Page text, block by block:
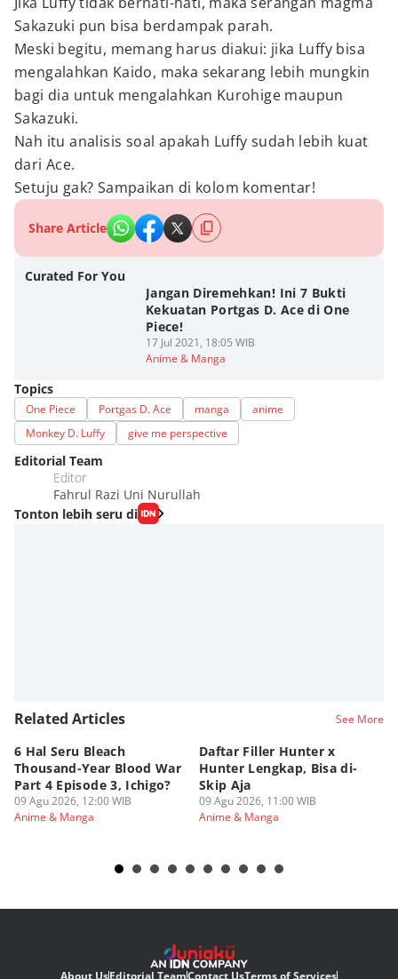
Sakazuki pun bisa berdampak parah.
Meski begitu, memang harus diakui: jika Luffy bisa
mengalahkan Kaido, maka sekarang lebih mungkin
bagi dia untuk mengalahkan Kurohige maupun
Sakazuki.
Nah itu analisis soal apakah Luffy sudah lebih kuat
dari Ace.
Setuju gak? Sampaikan di kolom komentar!
Share Article
Curated For You
Jangan Diremehkan! Ini 7 Bukti
Kekuatan Portgas D. Ace di One
Piece!
17 Jul 2021, 18:05 WIB
Anime & Manga
Topics
One Piece Portgas D. Ace manga
anime
Monkey D. Luffy
give me perspective
Editorial Team
Editor
Fahrul Razi Uni Nurullah
Tonton lebih seru di
Related Articles See More
6 Hal Seru Bleach
Thousand-Year Blood War
Part 4 Episode 3, Ichigo?
09 Agu 2026, 12:00 WIB
Anime & Manga
Daftar Filler Hunter x
Hunter Lengkap, Bisa di-
Skip Aja
09 Agu 2026, 11:00 WIB
Anime & Manga
About UsEditorial TeamContact UsTerms of Services